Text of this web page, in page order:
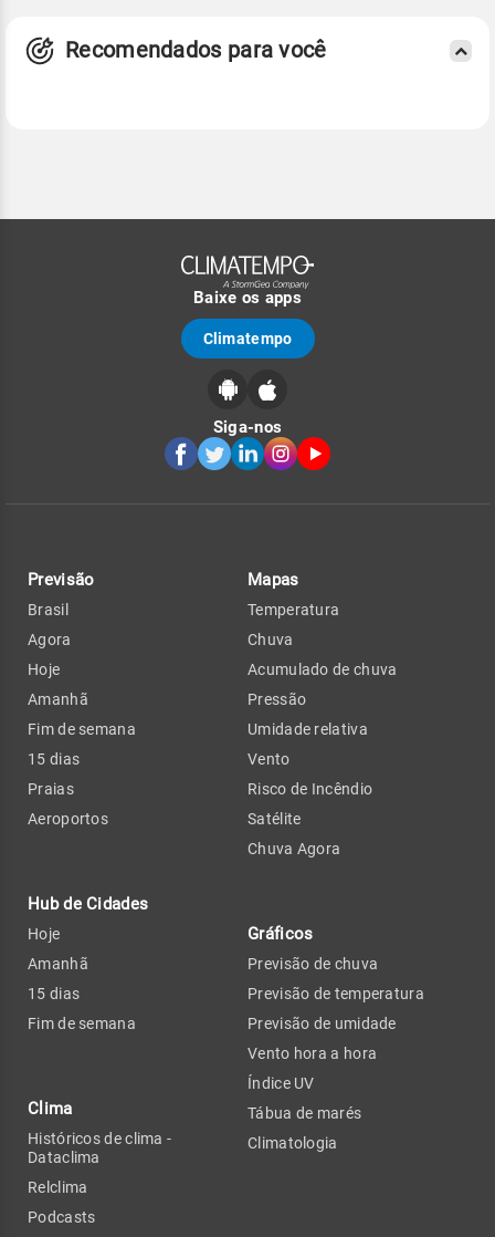
Recomendados para você
Baixe os apps
Climatempo
Siga-nos
Previsão
Brasil
Agora
Hoje
Amanhã
Fim de semana
15 dias
Praias
Aeroportos
Hub de Cidades
Hoje
Amanhã
15 dias
Fim de semana
Clima
Históricos de clima -
Dataclima
Relclima
Podcasts
Mapas
Temperatura
Chuva
Acumulado de chuva
Pressão
Umidade relativa
Vento
Risco de Incêndio
Satélite
Chuva Agora
Gráficos
Previsão de chuva
Previsão de temperatura
Previsão de umidade
Vento hora a hora
Índice UV
Tábua de marés
Climatologia